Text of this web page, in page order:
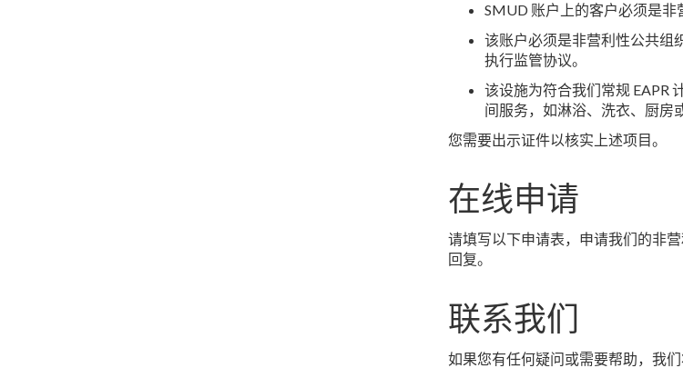
SMUD 账户上的客户必须是非
该账户必须是非营利性公共组
执行监管协议。
该设施为符合我们常规 EAPR
间服务，如淋浴、洗衣、厨房
您需要出示证件以核实上述项目。
在线申请
请填写以下申请表，申请我们的非
回复。
联系我们
如果您有任何疑问或需要帮助，我